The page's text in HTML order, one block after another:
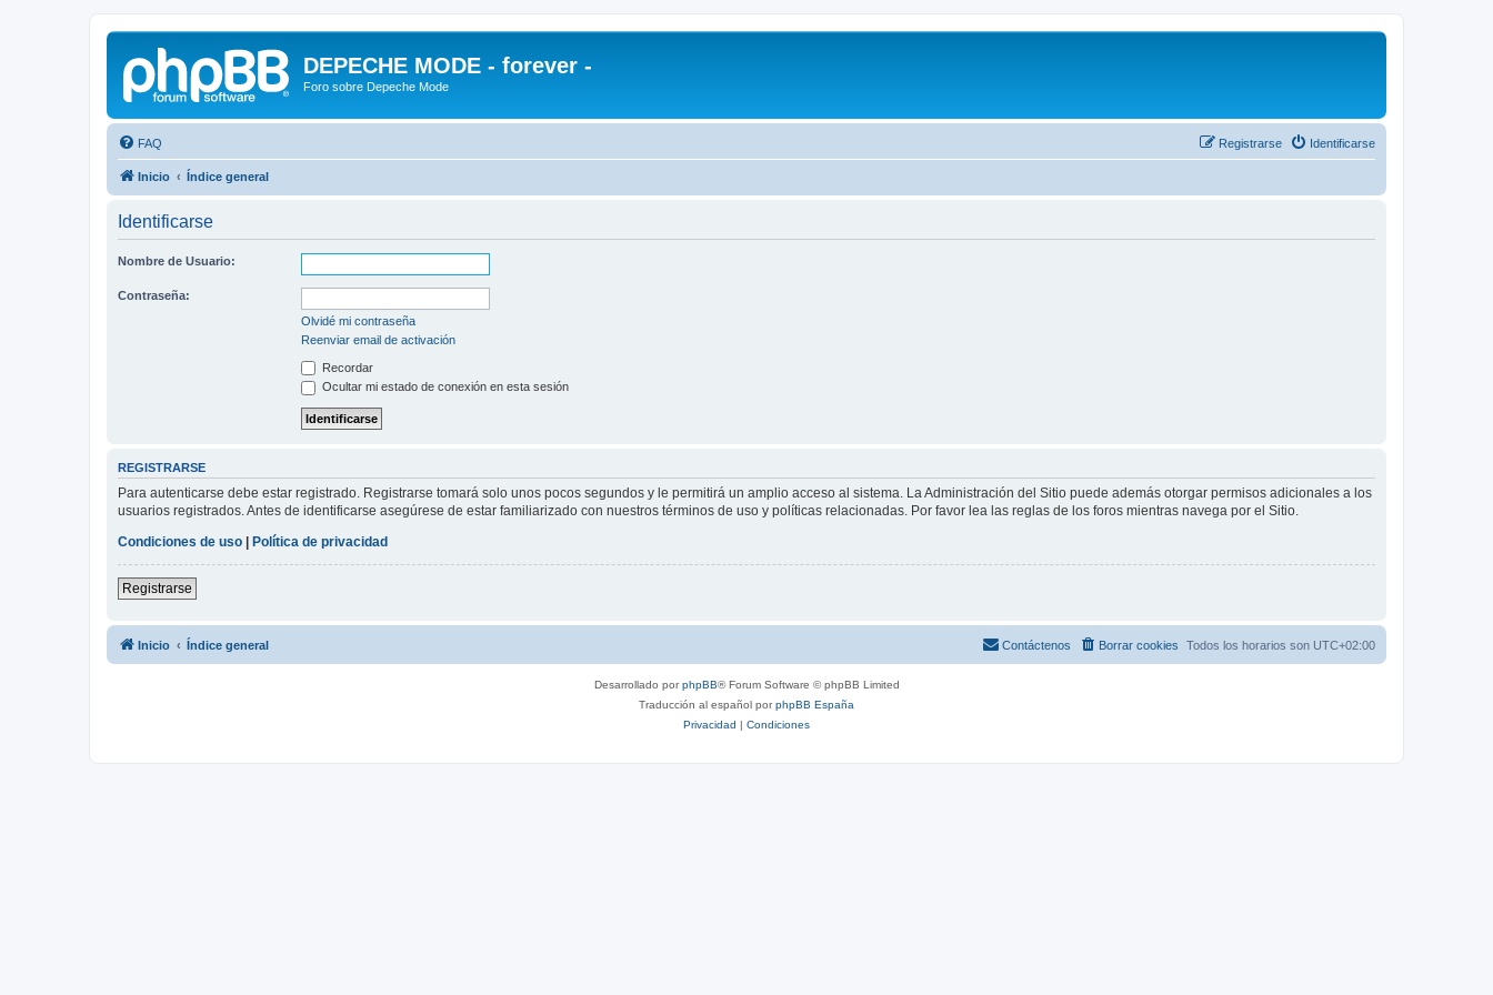
DEPECHE MODE - forever -
Foro sobre Depeche Mode
FAQ Identificarse
Registrarse
Inicio Índice general
Identificarse
Nombre de Usuario:
Contraseña:
Olvidé mi contraseña
Reenviar email de activación
Recordar
Ocultar mi estado de conexión en esta sesión
REGISTRARSE
Para autenticarse debe estar registrado. Registrarse tomará solo unos pocos segundos y le permitirá un amplio acceso al sistema. La Administración del Sitio puede además otorgar permisos adicionales a los
usuarios registrados. Antes de identificarse asegúrese de estar familiarizado con nuestros términos de uso y políticas relacionadas. Por favor lea las reglas de los foros mientras navega por el Sitio.
Condiciones de uso
Política de privacidad
Registrarse
Inicio Índice general Todos los horarios son UTC+02:00
Borrar cookies
Contáctenos
Desarrollado porphpBB® Forum Software © phpBB Limited
Traducción al español porphpBB España
Privacidad | Condiciones